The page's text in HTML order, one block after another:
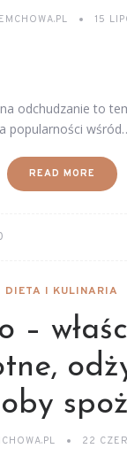
15
odchudzanie to
popularności
READ MORE
DIETA I KULINARIA
–
22